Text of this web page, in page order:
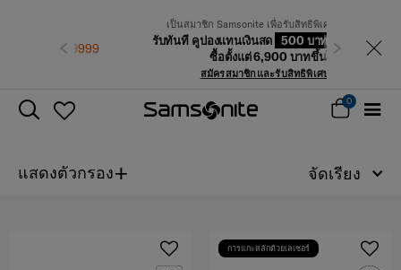
เป็นสมาชิก Samsonite เพื่อรับสิทธิพิเศษที่เหนือกว่า
รับทันที คูปองแทนเงินสด 500 บาท สำหรับคำสั่ง
ซื้อตั้งแต่ 6,900 บาทขึ้นไป
สมัครสมาชิกและรับสิทธิพิเศษเลย!
ก่อนหน้า ถัดไป
0
แสดงตัวกรอง+ จัดเรียง
การแกะสลักด้วยเลเซอร์